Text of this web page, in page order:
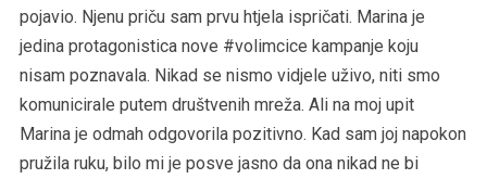
pojavio. Njenu priču sam prvu htjela ispričati. Marina je
jedina protagonistica nove #volimcice kampanje koju
nisam poznavala. Nikad se nismo vidjele uživo, niti smo
komunicirale putem društvenih mreža. Ali na moj upit
Marina je odmah odgovorila pozitivno. Kad sam joj napokon
pružila ruku, bilo mi je posve jasno da ona nikad ne bi